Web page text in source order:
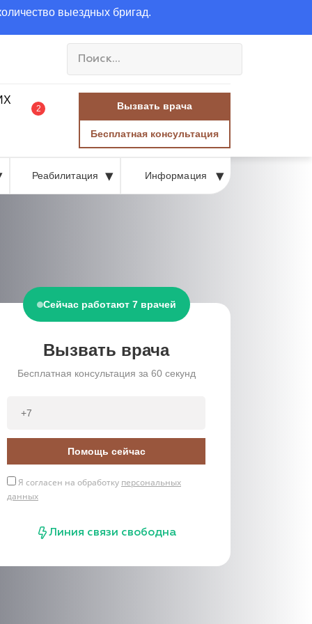
выездных бригад.
2 Вызвать врача
Бесплатная консультация
Реабилитация Информация
Сейчас работают 7 врачей
Вызвать врача
Бесплатная консультация за 60 секунд
Помощь сейчас
Я согласен на обработку персональных
данных
Линия связи свободна